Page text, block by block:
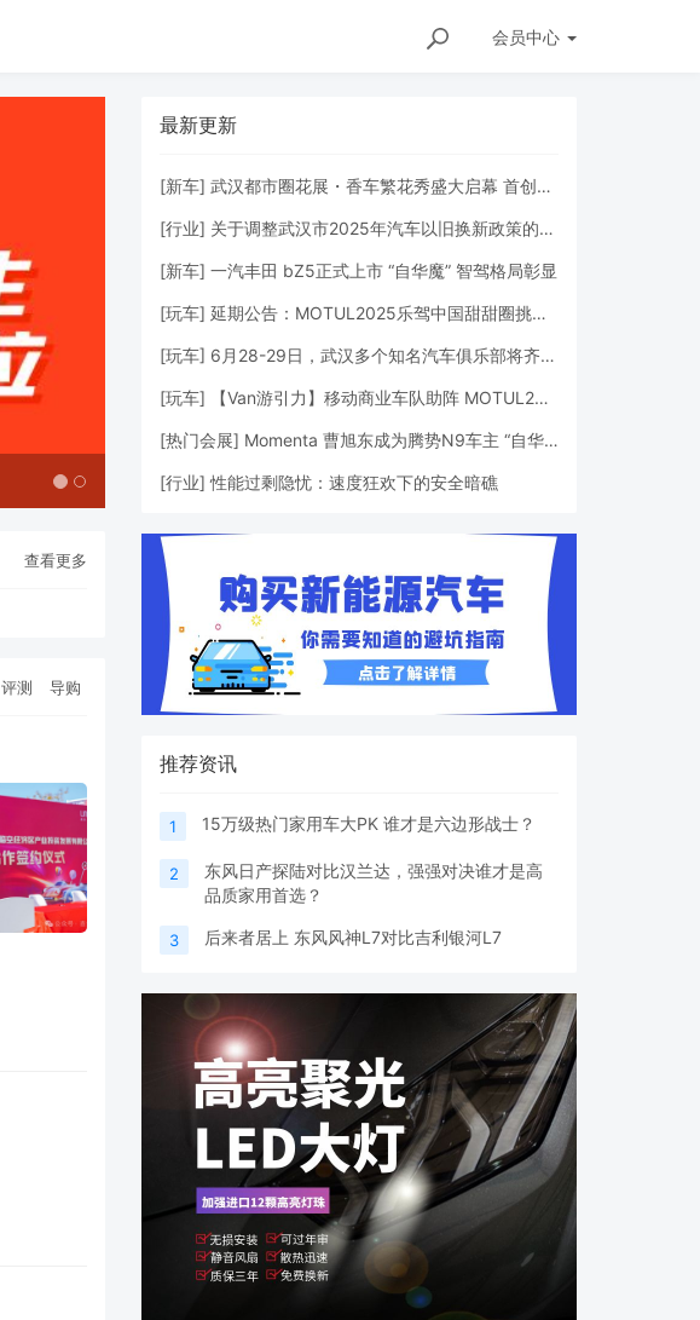
会员中心
PC首页焦点图标题2
查看更多
评测 导购
最新更新
[新车] 武汉都市圈花展・香车繁花秀盛大启幕 首创公园花境车展，打造江城文旅商融合新场景
[行业] 关于调整武汉市2025年汽车以旧换新政策的公告
[新车] 一汽丰田 bZ5正式上市 “自华魔” 智驾格局彰显
[玩车] 延期公告：MOTUL2025乐驾中国甜甜圈挑战赛暨第25届武汉国际车展乐驾金卡纳全民绕桩赛6月28-29日盛大举办！
[玩车] 6月28-29日，武汉多个知名汽车俱乐部将齐聚空港，共同打造武汉玩车文化节系列活动
[玩车] 【Van游引力】移动商业车队助阵 MOTUL2025乐驾中国甜甜圈挑战赛暨第二十五届武汉国际车展
[热门会展] Momenta 曹旭东成为腾势N9车主 “自华魔”格局新动向
[行业] 性能过剩隐忧：速度狂欢下的安全暗礁
推荐资讯
1 15万级热门家用车大PK 谁才是六边形战士？
2
东风日产探陆对比汉兰达，强强对决谁才是高
品质家用首选？
3 后来者居上 东风风神L7对比吉利银河L7